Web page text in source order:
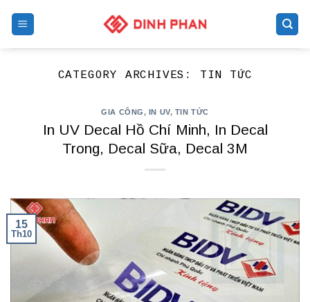
CATEGORY ARCHIVES: TIN TỨC
GIA CÔNG, IN UV, TIN TỨC
In UV Decal Hồ Chí Minh, In Decal
Trong, Decal Sữa, Decal 3M
15
Th10